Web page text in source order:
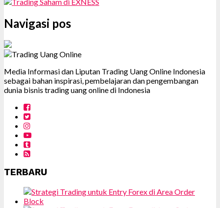
Navigasi pos
Media Informasi dan Liputan Trading Uang Online Indonesia
sebagai bahan inspirasi, pembelajaran dan pengembangan
dunia bisnis trading uang online di Indonesia
TERBARU